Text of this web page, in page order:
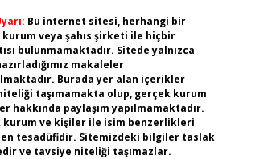
Bu internet sitesi, herhangi bir
kurum veya şahıs şirketi ile hiçbir
bulunmamaktadır. Sitede yalnızca
makaleler
Burada yer alan içerikler
taşımamakta olup, gerçek kurum
hakkında paylaşım yapılmamaktadır.
kurum ve kişiler ile isim benzerlikleri
tesadüfidir. Sitemizdeki bilgiler taslak
ve tavsiye niteliği taşımazlar.